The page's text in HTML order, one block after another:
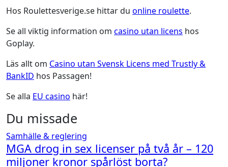
Hos Roulettesverige.se hittar du online roulette.
Se all viktig information om casino utan licens hos
Goplay.
Läs allt om Casino utan Svensk Licens med Trustly &
BankID hos Passagen!
Se alla EU casino här!
Du missade
Samhälle & reglering
MGA drog in sex licenser på två år – 120
miljoner kronor spårlöst borta?